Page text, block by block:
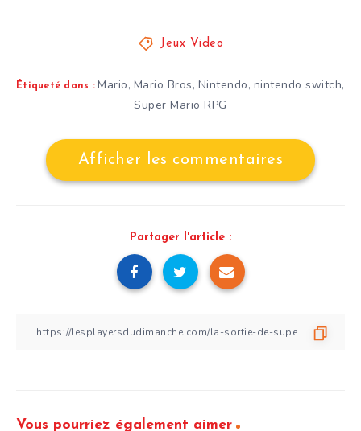
Jeux Video
Étiqueté dans : Mario, Mario Bros, Nintendo, nintendo switch,
Super Mario RPG
Afficher les commentaires
Partager l'article :
Vous pourriez également aimer